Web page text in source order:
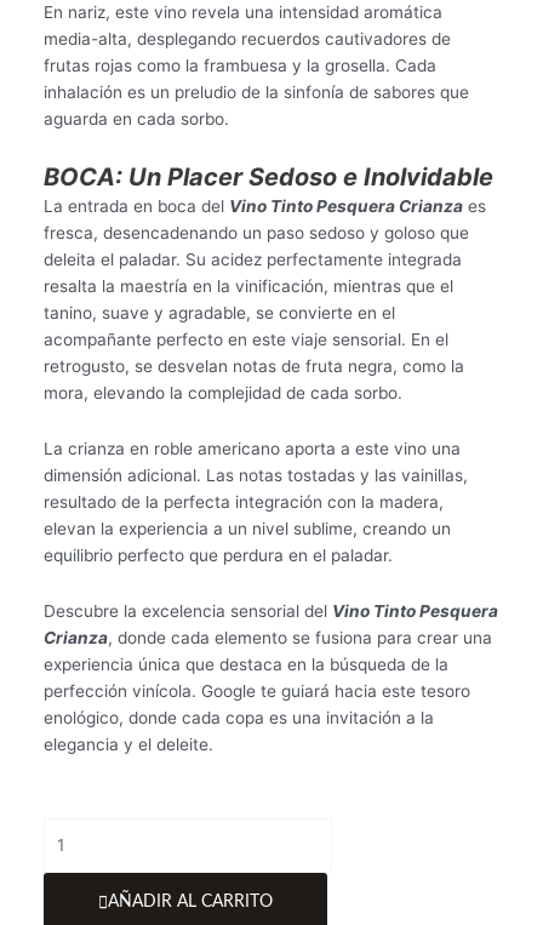
En nariz, este vino revela una intensidad aromática
media-alta, desplegando recuerdos cautivadores de
frutas rojas como la frambuesa y la grosella. Cada
inhalación es un preludio de la sinfonía de sabores que
aguarda en cada sorbo.
BOCA: Un Placer Sedoso e Inolvidable
La entrada en boca del Vino Tinto Pesquera Crianzaes
fresca, desencadenando un paso sedoso y goloso que
deleita el paladar. Su acidez perfectamente integrada
resalta la maestría en la vinificación, mientras que el
tanino, suave y agradable, se convierte en el
acompañante perfecto en este viaje sensorial. En el
retrogusto, se desvelan notas de fruta negra, como la
mora, elevando la complejidad de cada sorbo.
La crianza en roble americano aporta a este vino una
dimensión adicional. Las notas tostadas y las vainillas,
resultado de la perfecta integración con la madera,
elevan la experiencia a un nivel sublime, creando un
equilibrio perfecto que perdura en el paladar.
Descubre la excelencia sensorial del Vino Tinto Pesquera
Crianza, donde cada elemento se fusiona para crear una
experiencia única que destaca en la búsqueda de la
perfección vinícola. Google te guiará hacia este tesoro
enológico, donde cada copa es una invitación a la
elegancia y el deleite.
Tinto
Crianza AÑADIR AL CARRITO